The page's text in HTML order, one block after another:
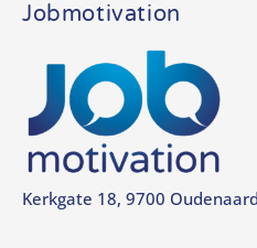
Jobmotivation
Kerkgate 18, 9700